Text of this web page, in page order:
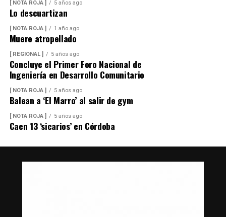
[ NOTA ROJA ] 5 años ago
Lo descuartizan
[ NOTA ROJA ] 1 año ago
Muere atropellado
[ REGIONAL ] 5 años ago
Concluye el Primer Foro Nacional de
Ingeniería en Desarrollo Comunitario
[ NOTA ROJA ] 5 años ago
Balean a ‘El Marro’ al salir de gym
[ NOTA ROJA ] 5 años ago
Caen 13 ‘sicarios’ en Córdoba